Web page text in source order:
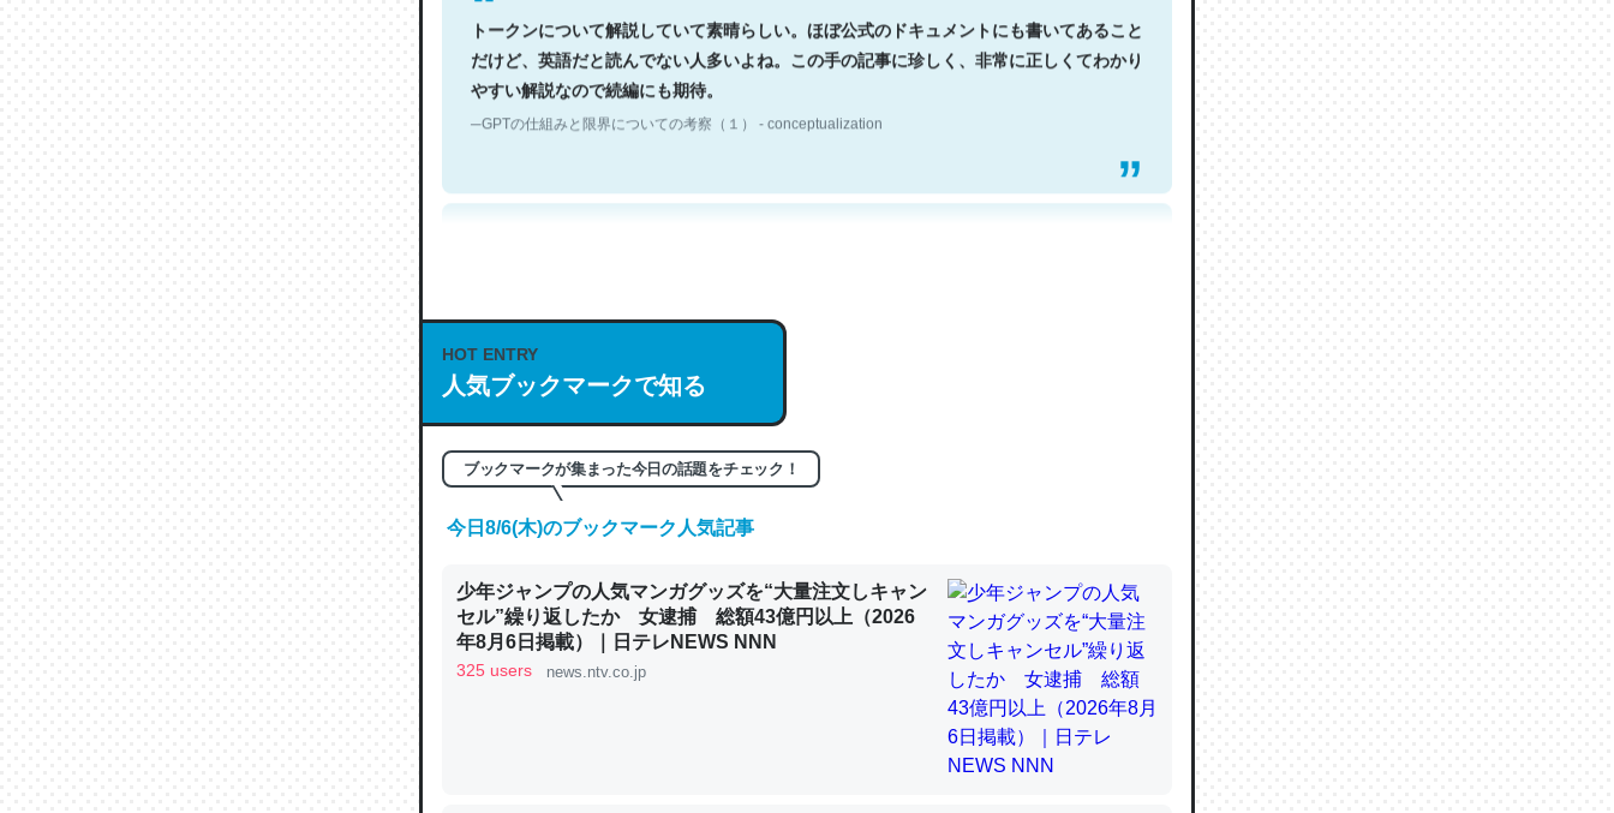
だけど、英語だと読んでない人多いよね。この手の記事に珍しく、非常に正しくてわかり
やすい解説なので続編にも期待。
─GPTの仕組みと限界についての考察（１） - conceptualization
これは良記事。32768トークンだと英語小説100ページ分くらい。小説でいう「ずっと前
の伏線」は回収されないけど、短期記憶というには多い分量。進化すればするほど分かり
やすく強くなりそう
昆虫ってカルシウム少ないのか。知らんかった。調べたらコオロギのカルシウム分はエビ
HOT ENTRY
人気ブックマークで知る
ブックマークが集まった今日の話題をチェック！
今日8/6(木)のブックマーク人気記事
少年ジャンプの人気マンガグッズを“大量注文しキャン
セル”繰り返したか 女逮捕 総額43億円以上（2026
年8月6日掲載）｜日テレNEWS NNN
325 users news.ntv.co.jp